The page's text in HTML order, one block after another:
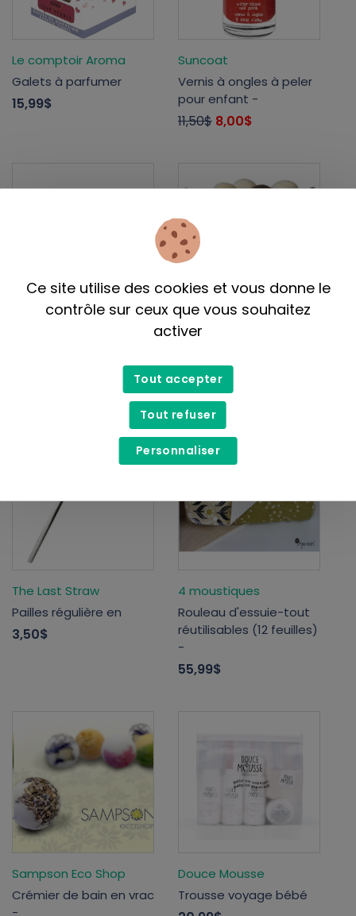
Le comptoir Aroma
Galets à parfumer
15,99$
Suncoat
Vernis à ongles à peler
pour enfant -
11,50$ 8,00$
Moss Creek Wool Works
vrac
5,99$
The Last Straw
Pailles régulière en
3,50$
4 moustiques
Rouleau d'essuie-tout
réutilisables (12 feuilles)
-
55,99$
Sampson Eco Shop
Crémier de bain en vrac
-
Douce Mousse
Trousse voyage bébé
Ce site utilise des cookies et vous donne le
contrôle sur ceux que vous souhaitez
activer
Tout accepter
Tout refuser
Personnaliser